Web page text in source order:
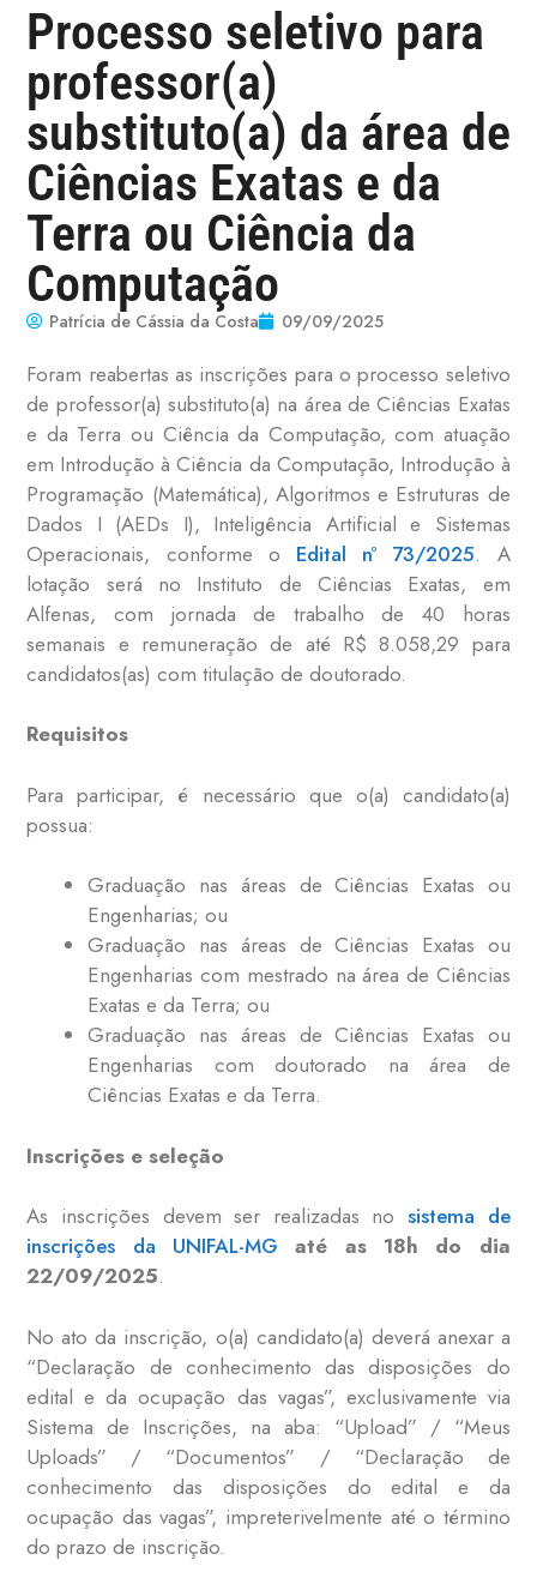
Processo seletivo para
professor(a)
substituto(a) da área de
Ciências Exatas e da
Terra ou Ciência da
Computação
Patrícia de Cássia da Costa 09/09/2025
Foram reabertas as inscrições para o processo seletivo
de professor(a) substituto(a) na área de Ciências Exatas
e da Terra ou Ciência da Computação, com atuação
em Introdução à Ciência da Computação, Introdução à
Programação (Matemática), Algoritmos e Estruturas de
Dados I (AEDs I), Inteligência Artificial e Sistemas
Operacionais, conforme o Edital nº 73/2025. A
lotação será no Instituto de Ciências Exatas, em
Alfenas, com jornada de trabalho de 40 horas
semanais e remuneração de até R$ 8.058,29 para
candidatos(as) com titulação de doutorado.
Requisitos
Para participar, é necessário que o(a) candidato(a)
possua:
Graduação nas áreas de Ciências Exatas ou
Engenharias; ou
Graduação nas áreas de Ciências Exatas ou
Engenharias com mestrado na área de Ciências
Exatas e da Terra; ou
Graduação nas áreas de Ciências Exatas ou
Engenharias com doutorado na área de
Ciências Exatas e da Terra.
Inscrições e seleção
As inscrições devem ser realizadas nosistema de
inscrições da UNIFAL-MG
até as 18h do dia
22/09/2025.
No ato da inscrição, o(a) candidato(a) deverá anexar a
“Declaração de conhecimento das disposições do
edital e da ocupação das vagas”, exclusivamente via
Sistema de Inscrições, na aba: “Upload” / “Meus
Uploads” / “Documentos” / “Declaração de
conhecimento das disposições do edital e da
ocupação das vagas”, impreterivelmente até o término
do prazo de inscrição.